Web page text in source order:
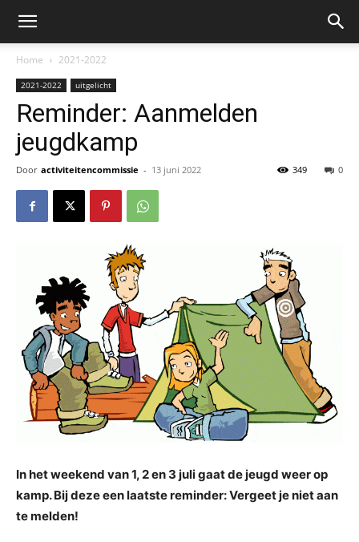
Home 2021-2022
2021-2022 uitgelicht
Reminder: Aanmelden
jeugdkamp
Door activiteitencommissie - 13 juni 2022 0
349
In het weekend van 1, 2 en 3 juli gaat de jeugd weer op
kamp. Bij deze een laatste reminder: Vergeet je niet aan
te melden!